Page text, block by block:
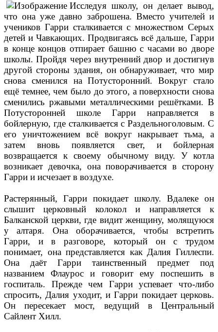
Исследуя школу, он делает вывод,
что она уже давно заброшена. Вместо учителей и
учеников Гарри сталкивается с множеством Серых
детей и Чавкающих. Продвигаясь всё дальше, Гарри
в конце концов отпирает башню с часами во дворе
школы. Пройдя через внутренний двор и достигнув
другой стороны здания, он обнаруживает, что мир
снова сменился на Потусторонний. Вокруг стало
ещё темнее, чем было до этого, а поверхности снова
сменились ржавыми металлическими решётками. В
Потусторонней школе Гарри направляется в
бойлерную, где сталкивается с Раздельноголовым. С
его уничтожением всё вокруг накрывает тьма, а
затем вновь появляется свет, и бойлерная
возвращается к своему обычному виду. У котла
возникает девочка, она поворачивается в сторону
Гарри и исчезает в воздухе.
Растерянный, Гарри покидает школу. Вдалеке он
слышит церковный колокол и направляется к
Балканской церкви, где видит женщину, молящуюся
у алтаря. Она оборачивается, чтобы встретить
Гарри, и в разговоре, который он с трудом
понимает, она представляется как Далия Гиллеспи.
Она даёт Гарри таинственный предмет под
названием Флаурос и говорит ему поспешить в
госпиталь. Прежде чем Гарри успевает что-либо
спросить, Далия уходит, и Гарри покидает церковь.
Он пересекает мост, ведущий в Центральный
Сайлент Хилл.